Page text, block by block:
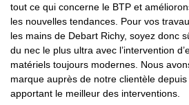
tout ce qui concerne le BTP et
les nouvelles tendances. Pour vos
les mains de Debart Richy, soyez donc
du nec le plus ultra avec l’intervention
matériels toujours modernes. Nous
marque auprès de notre clientèle
apportant le meilleur des interventions.